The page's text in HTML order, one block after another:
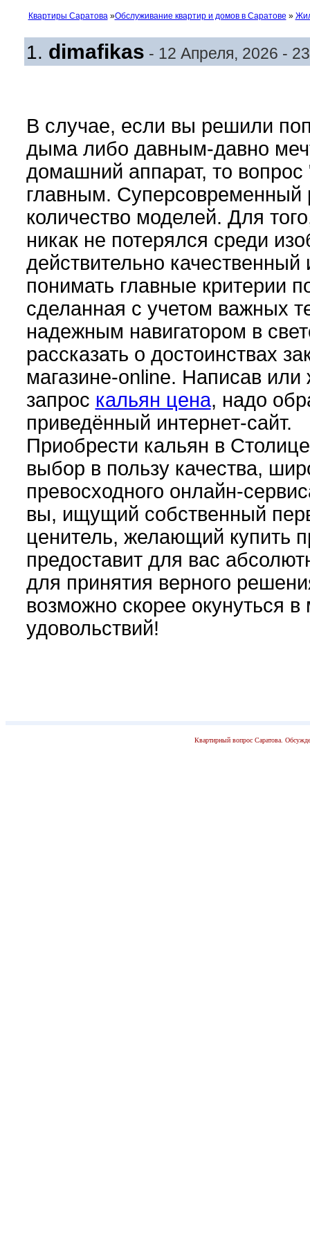
Квартиры Саратова»Обслуживание квартир и домов в Саратове »
1. dimafikas - 12 Апреля, 2026 -
В случае, если вы решили
дыма либо давным-давно
домашний аппарат, то вопрос
главным. Суперсовременный
количество моделей. Для
никак не потерялся среди
действительно
понимать главные критерии
сделанная с учетом важных
надежным навигатором в
рассказать о достоинствах
магазине-online. Написав
запрос кальян цена, надо
приведённый интернет-сайт.
Приобрести кальян в
выбор в пользу качества,
превосходного онлайн-
вы, ищущий собственный
ценитель, желающий купить
предоставит для вас
для принятия верного
возможно скорее окунуться
удовольствий!
Квартирный вопрос Саратова.